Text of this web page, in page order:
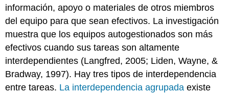
información, apoyo o materiales de otros miembros
del equipo para que sean efectivos. La investigación
muestra que los equipos autogestionados son más
efectivos cuando sus tareas son altamente
interdependientes (Langfred, 2005; Liden, Wayne, &
Bradway, 1997). Hay tres tipos de interdependencia
entre tareas. La interdependencia agrupada existe